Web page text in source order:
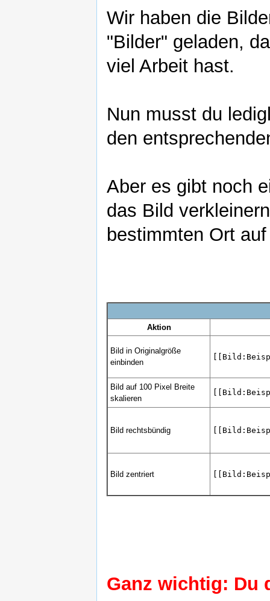
Wir haben die
"Bilder" geladen,
viel Arbeit hast.
Nun musst du
den
Aber es gibt noch
das Bild
bestimmten Ort
Aktion
Bild in Originalgröße
einbinden
Bild auf 100 Pixel Breite
skalieren
Bild rechtsbündig
Bild zentriert
Ganz wichtig: Du